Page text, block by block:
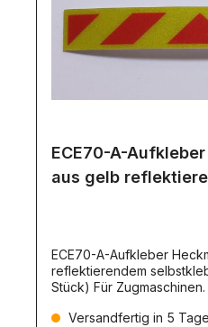
ECE70-A-
aus gelb
ECE70-A-Aufkleber
reflektierendem
Stück) Für
Versandfertig in 5